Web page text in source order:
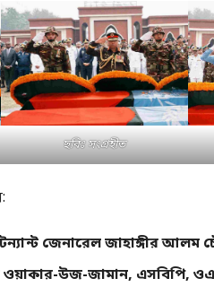
ছবিঃ সংগ্রহীত
জেনারেল জাহাঙ্গীর আলম
ওয়াকার-উজ-জামান, এসবিপি,